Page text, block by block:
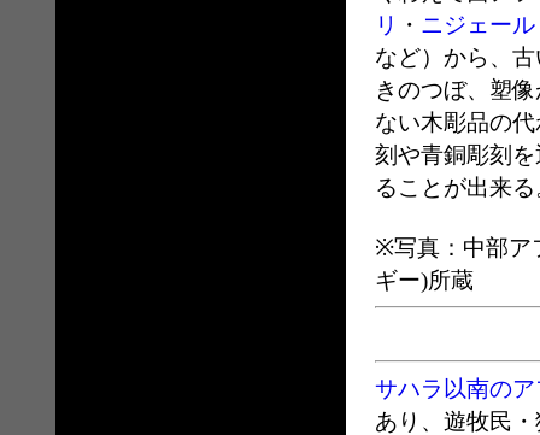
リ
・ ニジェール
など）から、
きのつぼ、塑
ない木彫品の
刻や青銅彫刻
ることが出来る
※写真：中部ア
ギー)所蔵
サハラ以南の
あり、遊牧民